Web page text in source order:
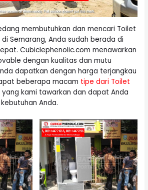
membutuhkan dan mencari Toilet
Semarang, Anda sudah berada di
Cubiclephenolic.com menawarkan
dengan kualitas dan mutu
dapatkan dengan harga terjangkau
beberapa macam tipe dari Toilet
kami tawarkan dan dapat Anda
Anda.